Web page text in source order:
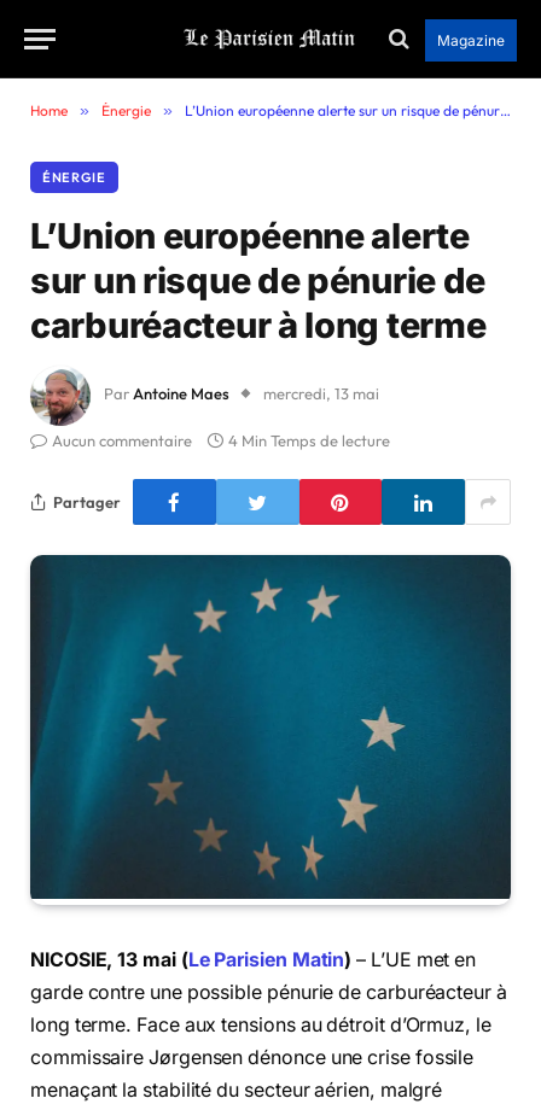
Magazine
Home » Énergie » L’Union européenne alerte sur un risque de pénurie de carburéacteur à long terme
ÉNERGIE
L’Union européenne alerte
sur un risque de pénurie de
carburéacteur à long terme
Par Antoine Maes mercredi, 13 mai
Aucun commentaire 4 Min Temps de lecture
Partager
NICOSIE, 13 mai (Le Parisien Matin) – L’UE met en
garde contre une possible pénurie de carburéacteur à
long terme. Face aux tensions au détroit d’Ormuz, le
commissaire Jørgensen dénonce une crise fossile
menaçant la stabilité du secteur aérien, malgré